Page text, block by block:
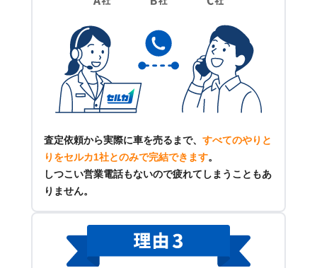
査定依頼から実際に車を売るまで、 すべてのやりと
りをセルカ1社とのみで完結できます。
しつこい営業電話もないので疲れてしまうこともあ
りません。